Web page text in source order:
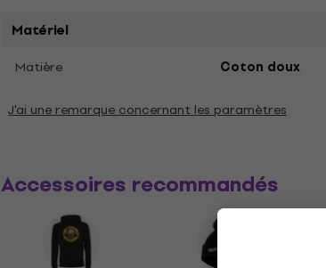
Matériel
Matière Coton doux
J'ai une remarque concernant les paramètres
Accessoires recommandés